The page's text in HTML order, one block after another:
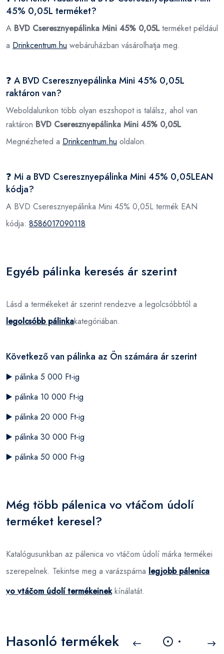
45% 0,05L terméket?
A BVD Cseresznyepálinka Mini 45% 0,05Lterméket például
a Drinkcentrum.hu webáruházban vásárolhatja meg.
❓ A BVD Cseresznyepálinka Mini 45% 0,05L
raktáron van?
Weboldalunkon több olyan eszshopot is találsz, ahol van
raktáron BVD Cseresznyepálinka Mini 45% 0,05L
Megnézheted a Drinkcentrum.hu oldalon.
❓ Mi a BVD Cseresznyepálinka Mini 45% 0,05LEAN
kódja?
A BVD Cseresznyepálinka Mini 45% 0,05L termék EAN
kódja: 8586017090118
Egyéb pálinka keresés ár szerint
Lásd a termékeket ár szerint rendezve a legolcsóbbtól a
legolcsóbb pálinkakategóriában.
Következő van pálinka az Ön számára ár szerint
▶️ pálinka 5 000 Ft-ig
▶️ pálinka 10 000 Ft-ig
▶️ pálinka 20 000 Ft-ig
▶️ pálinka 30 000 Ft-ig
▶️ pálinka 50 000 Ft-ig
Még több pálenica vo vtáčom údolí
terméket keresel?
Katalógusunkban az pálenica vo vtáčom údolí márka termékei
szerepelnek. Tekintse meg a varázspárna legjobb pálenica
vo vtáčom údolí termékeinekkínálatát.
Hasonló termékek